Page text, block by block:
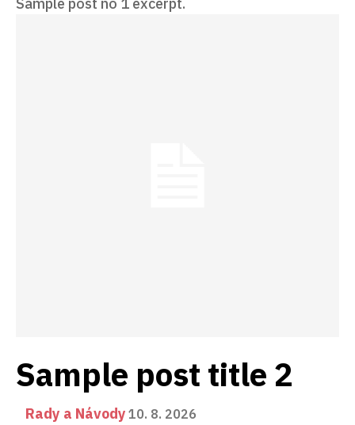
Sample post title 2
Rady a Návody10. 8. 2026